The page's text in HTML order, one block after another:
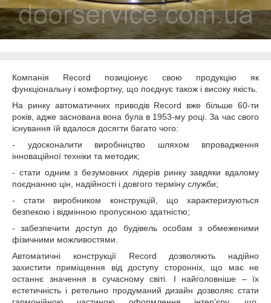
Компанія Record позиціонує свою продукцію як
функціональну і комфортну, що поєднує також і високу якість.
На ринку автоматичних приводів Record вже більше 60-ти
років, адже заснована вона була в 1953-му році. За час свого
існування їй вдалося досягти багато чого:
- удосконалити виробництво шляхом впровадження
інноваційної техніки та методик;
- стати одним з безумовних лідерів ринку завдяки вдалому
поєднанню цін, надійності і довгого терміну служби;
- стати виробником конструкцій, що характеризуються
безпекою і відмінною пропускною здатністю;
- забезпечити доступ до будівель особам з обмеженими
фізичними можливостями.
Автоматичні конструкції Record дозволяють надійно
захистити приміщення від доступу сторонніх, що має не
останнє значення в сучасному світі. І найголовніше – їх
естетичність і ретельно продуманий дизайн дозволяє стати